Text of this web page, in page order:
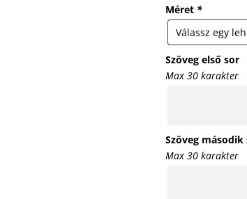
Méret *
Szöveg első sor
Max 30 karakter
Szöveg második
Max 30 karakter